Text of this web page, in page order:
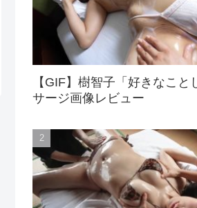
【GIF】樹智子「好きなこと
サージ画像レビュー